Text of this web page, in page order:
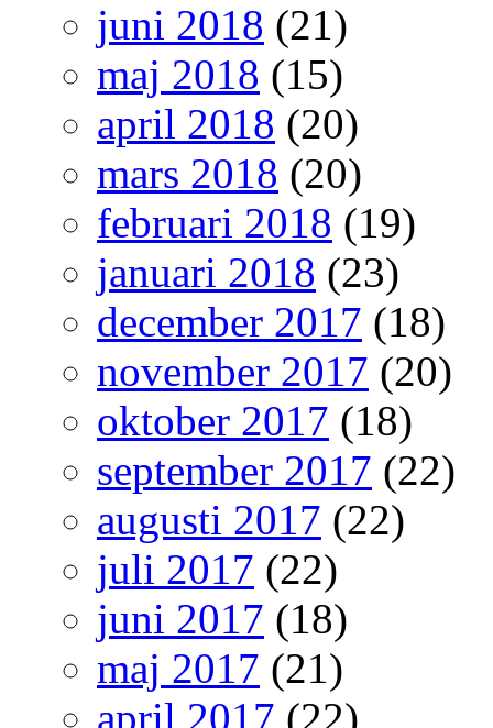
juni 2018 (21)
maj 2018 (15)
april 2018 (20)
mars 2018 (20)
februari 2018 (19)
januari 2018 (23)
december 2017 (18)
november 2017 (20)
oktober 2017 (18)
september 2017 (22)
augusti 2017 (22)
juli 2017 (22)
juni 2017 (18)
maj 2017 (21)
april 2017 (22)